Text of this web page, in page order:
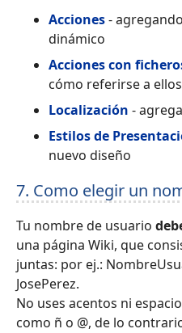
Acciones-
dinámico
Acciones con
cómo referirse a ellos
Localización -
Estilos de
nuevo diseño
7. Como elegir un
Tu nombre de usuario
una página Wiki, que
juntas: por ej.:
JosePerez.
No uses acentos ni
como ñ o @, de lo